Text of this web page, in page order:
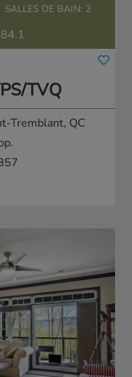
SALLES DE BAIN: 2
TVQ
Tremblant, QC